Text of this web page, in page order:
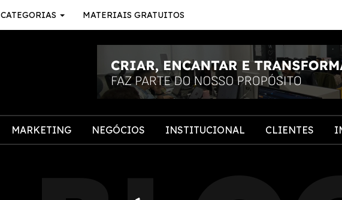
CATEGORIAS MATERIAIS GRATUITOS
MARKETING NEGÓCIOS INSTITUCIONAL CLIENTES